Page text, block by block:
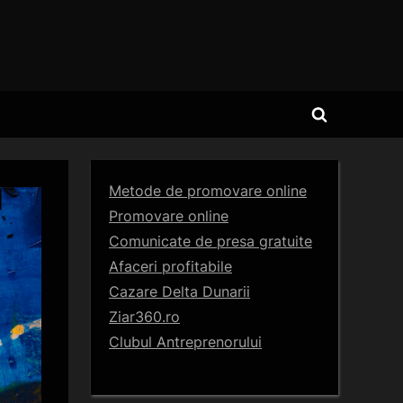
Toggle
Metode de promovare online
Promovare online
Comunicate de presa gratuite
Afaceri profitabile
Cazare Delta Dunarii
Ziar360.ro
Clubul Antreprenorului